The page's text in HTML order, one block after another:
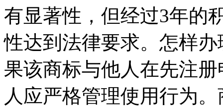
有显著性，但经过3年的
性达到法律要求。怎样
果该商标与他人在先注
人应严格管理使用行为